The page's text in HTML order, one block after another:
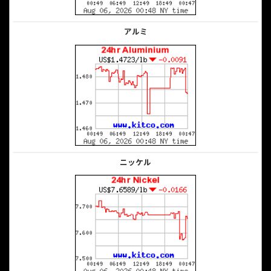
アルミ
ニッケル